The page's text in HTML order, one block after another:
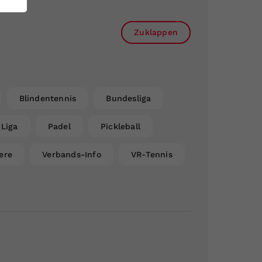
Zuklappen
Blindentennis Bundesliga
Liga Padel Pickleball
Verbands-Info VR-Tennis